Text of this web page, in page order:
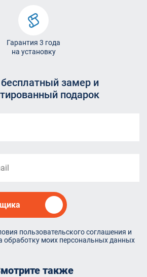
Гарантия 3 года
на установку
замер и
подарок
пользовательского соглашения и
обработку моих персональных данных
также